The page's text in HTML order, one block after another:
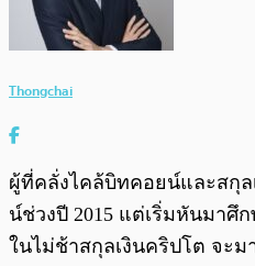
Thongchai
ผู้ที่คลั่งไคล้บิทคอยน์และสกุล
น์ช่วงปี 2015 แต่เริ่มหันมาศึ
ในไม่ช้าสกุลเงินคริปโต จะม